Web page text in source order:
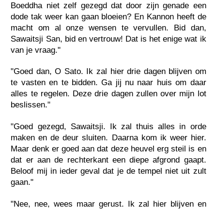
Boeddha niet zelf gezegd dat door zijn genade een
dode tak weer kan gaan bloeien? En Kannon heeft de
macht om al onze wensen te vervullen. Bid dan,
Sawaitsji San, bid en vertrouw! Dat is het enige wat ik
van je vraag."
"Goed dan, O Sato. Ik zal hier drie dagen blijven om
te vasten en te bidden. Ga jij nu naar huis om daar
alles te regelen. Deze drie dagen zullen over mijn lot
beslissen."
"Goed gezegd, Sawaitsji. Ik zal thuis alles in orde
maken en de deur sluiten. Daarna kom ik weer hier.
Maar denk er goed aan dat deze heuvel erg steil is en
dat er aan de rechterkant een diepe afgrond gaapt.
Beloof mij in ieder geval dat je de tempel niet uit zult
gaan."
"Nee, nee, wees maar gerust. Ik zal hier blijven en